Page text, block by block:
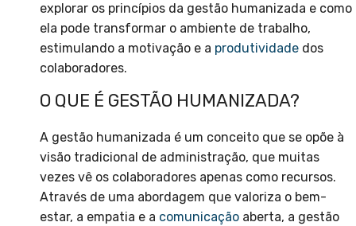
explorar os princípios da gestão humanizada e como
ela pode transformar o ambiente de trabalho,
estimulando a motivação e a produtividade dos
colaboradores.
O QUE É GESTÃO HUMANIZADA?
A gestão humanizada é um conceito que se opõe à
visão tradicional de administração, que muitas
vezes vê os colaboradores apenas como recursos.
Através de uma abordagem que valoriza o bem-
estar, a empatia e a comunicação aberta, a gestão